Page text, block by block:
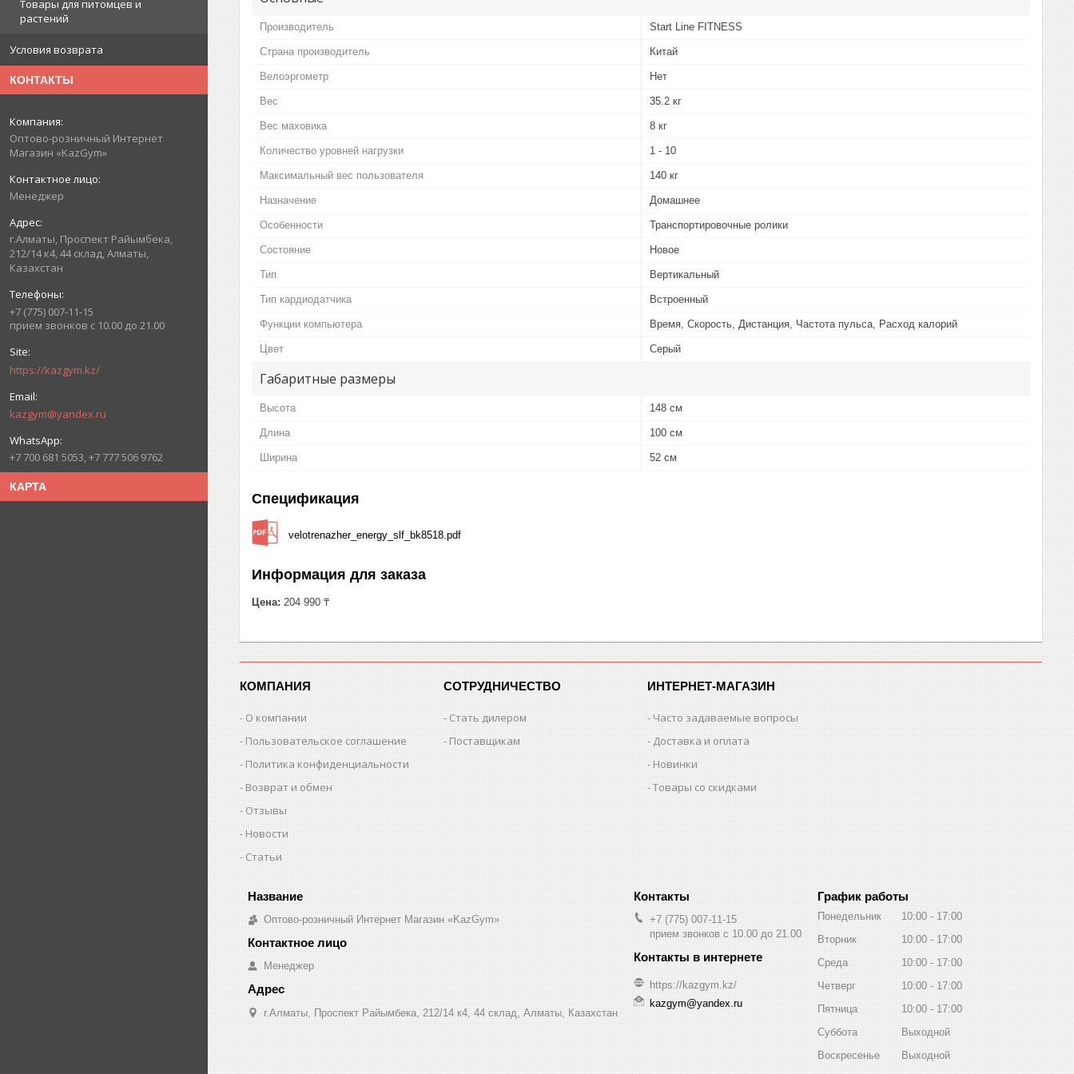
Товары для питомцев и
растений
Условия возврата
КОНТАКТЫ
Оптово-розничный Интернет
Магазин «KazGym»
Менеджер
г.Алматы, Проспект Райымбека,
212/14 к4, 44 склад, Алматы,
Казахстан
+7 (775) 007-11-15
прием звонков с 10.00 до 21.00
https://kazgym.kz/
kazgym@yandex.ru
+7 700 681 5053, +7 777 506 9762
КАРТА
Производитель Start Line FITNESS
Страна производитель Китай
Велоэргометр Нет
Вес 35.2 кг
Вес маховика 8 кг
Количество уровней нагрузки 1 - 10
Максимальный вес пользователя 140 кг
Назначение Домашнее
Особенности Транспортировочные ролики
Состояние Новое
Тип Вертикальный
Тип кардиодатчика Встроенный
Функции компьютера Время, Скорость, Дистанция, Частота пульса, Расход калорий
Цвет Серый
Габаритные размеры
Высота 148 см
Длина 100 см
Ширина 52 см
Спецификация
velotrenazher_energy_slf_bk8518.pdf
Информация для заказа
Цена: 204 990 ₸
КОМПАНИЯ
О компании
Пользовательское соглашение
Политика конфиденциальности
Возврат и обмен
Отзывы
Новости
Статьи
СОТРУДНИЧЕСТВО
Стать дилером
Поставщикам
ИНТЕРНЕТ-МАГАЗИН
Часто задаваемые вопросы
Доставка и оплата
Новинки
Товары со скидками
Оптово-розничный Интернет Магазин «KazGym»
Менеджер
г.Алматы, Проспект Райымбека, 212/14 к4, 44 склад, Алматы, Казахстан
+7 (775) 007-11-15
прием звонков с 10.00 до 21.00
https://kazgym.kz/
kazgym@yandex.ru
График работы
Понедельник 10:00
17:00
Вторник
10:00
17:00
Среда
10:00
17:00
Четверг
10:00
17:00
Пятница
10:00
17:00
Суббота
Выходной
Воскресенье
Выходной